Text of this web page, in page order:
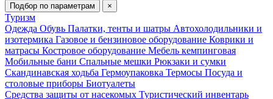
Подбор по параметрам ×
Туризм
Одежда Обувь Палатки, тенты и шатры Автохолодильники и
изотермика Газовое и бензиновое оборудование Коврики и
матрасы Костровое оборудование Мебель кемпинговая
Мобильные бани Спальные мешки Рюкзаки и сумки
Скандинавская ходьба Гермоупаковка Термосы Посуда и
столовые приборы Биотуалеты
Средства защиты от насекомых Туристический инвентарь